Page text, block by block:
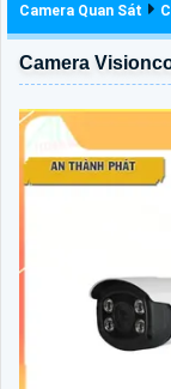
Camera Quan Sát
Camera